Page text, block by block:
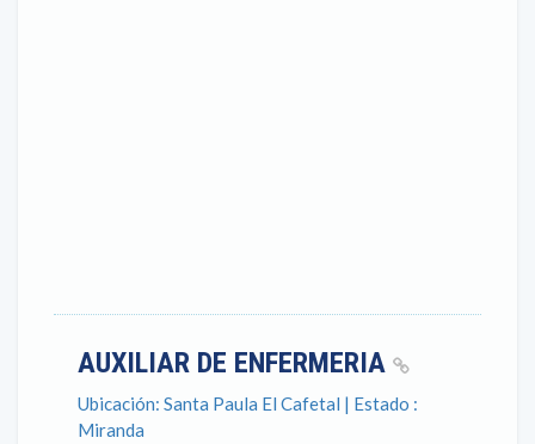
AUXILIAR DE ENFERMERIA
Ubicación: Santa Paula El Cafetal | Estado :
Miranda